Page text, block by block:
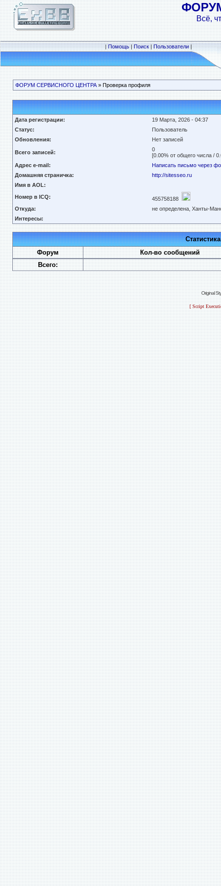
Всё,
|Помощь|Поиск|Пользователи|
ФОРУМ СЕРВИСНОГО ЦЕНТРА» Проверка профиля
Дата регистрации:
19 Марта, 2026 - 04:37
Статус:
Пользователь
Обновления:
Нет записей
Всего записей:
0
[0.00% от общего числа /
Адрес e-mail:
Написать письмо через
Домашняя страничка:
http://sitesseo.ru
Имя в AOL:
Номер в ICQ:
455758188
Откуда:
не определена, Ханты-
Интересы:
Форум
Кол-во сообщений
Всего:
Original
[ Script